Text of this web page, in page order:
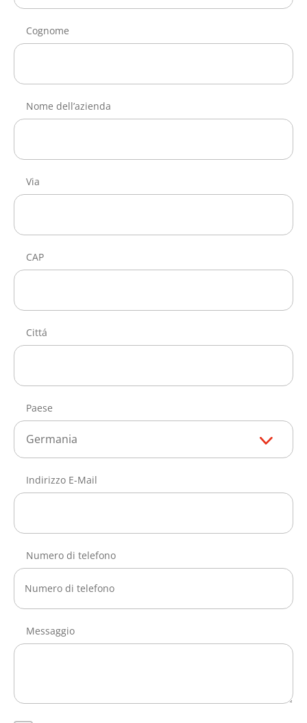
Cognome
Nome dell’azienda
Via
CAP
Cittá
Paese
Germania
Indirizzo E-Mail
Numero di telefono
Messaggio